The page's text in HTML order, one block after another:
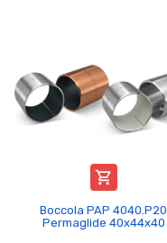

Boccola PAP 4040.P20
Permaglide 40x44x40